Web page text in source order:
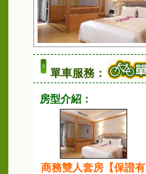
單車服務：
房型介紹：
商務雙人套房【保證有